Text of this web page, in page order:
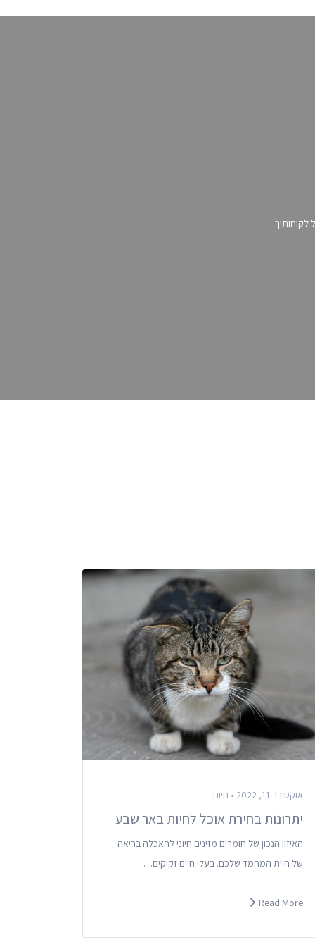
אוקטובר 11, 2022 • חיות
יתרונות בחירת אוכל לחיות באר שבע
האיזון הנכון של חומרים מזינים חיוני להאכלה בריאה
של חיית המחמד שלכם. בעלי חיים זקוקים…
Read More